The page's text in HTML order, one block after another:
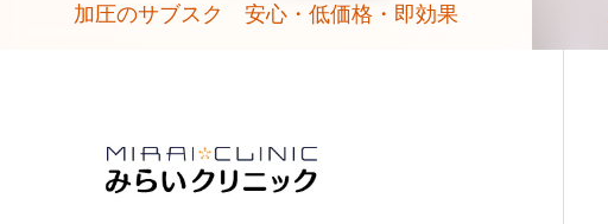
加圧のサブスク 安心・低価格・即効果